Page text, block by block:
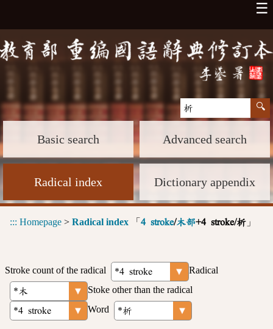
☰
Basic search Advanced search
Radical index Dictionary appendix
::: Homepage > Radical index 「 4 stroke/木部+4 stroke/析 」
Stroke count of the radical
Radical
Stoke other than the radical
Word